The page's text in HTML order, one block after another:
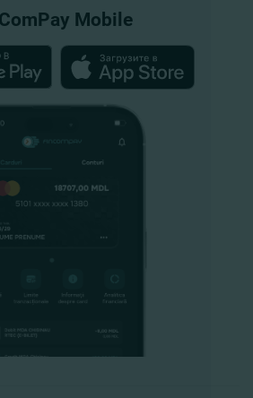
Mobile